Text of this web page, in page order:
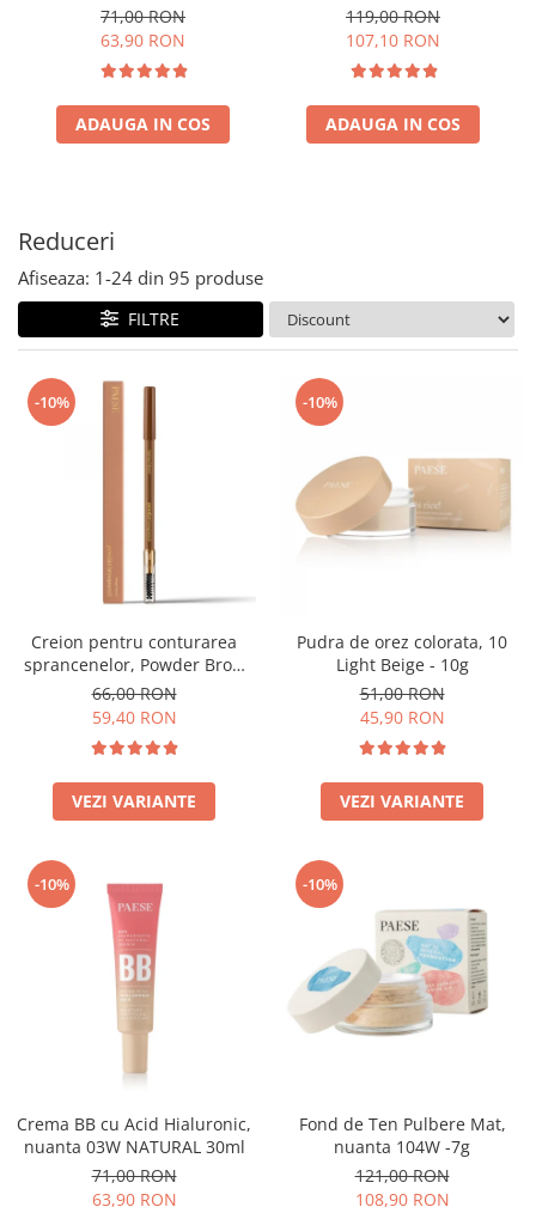
NATURAL 30ml
71,00 RON
63,90 RON
ADAUGA IN COS
natural
119,00 RON
107,10 RON
ADAUGA IN COS
Reduceri
Afiseaza: 1-24 din 95 produse
FILTRE
-10%
Creion pentru conturarea
sprancenelor, Powder Brow
Pencil, nuanta Honey Blond -
1.19g
66,00 RON
59,40 RON
VEZI VARIANTE
-10%
Pudra de orez colorata, 10
Light Beige - 10g
51,00 RON
45,90 RON
VEZI VARIANTE
-10%
Crema BB cu Acid Hialuronic,
nuanta 03W NATURAL 30ml
71,00 RON
63,90 RON
-10%
Fond de Ten Pulbere Mat,
nuanta 104W -7g
121,00 RON
108,90 RON